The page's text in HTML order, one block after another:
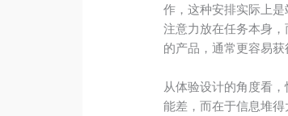
作，这种安排实际上
注意力放在任务本身
的产品，通常更容易获
从体验设计的角度看
能差，而在于信息堆